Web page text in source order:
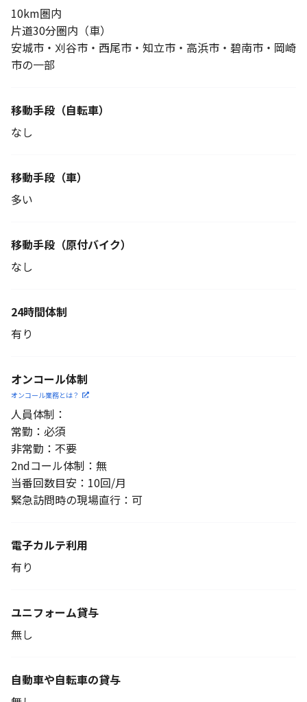
10km圏内
片道30分圏内（車）
安城市・刈谷市・西尾市・知立市・高浜市・碧南市・岡崎
市の一部
移動手段 （自転車）
なし
移動手段（車）
多い
移動手段 （原付バイク）
なし
24時間体制
有り
オンコール体制
オンコール業務とは？
人員体制：
常勤：必須
非常勤：不要
2ndコール体制：無
当番回数目安：10回/月
緊急訪問時の現場直行：可
電子カルテ利用
有り
ユニフォーム貸与
無し
自動車や自転車の貸与